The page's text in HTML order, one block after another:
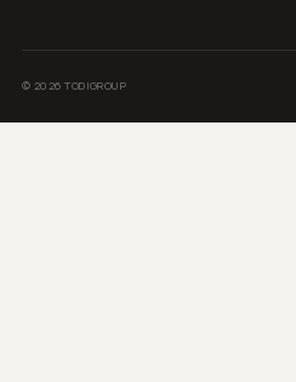
© 2026 TODIGROUP